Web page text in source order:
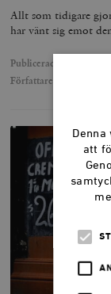
Allt som tidigare
har vänt sig emot
Publicerad
Författare
att